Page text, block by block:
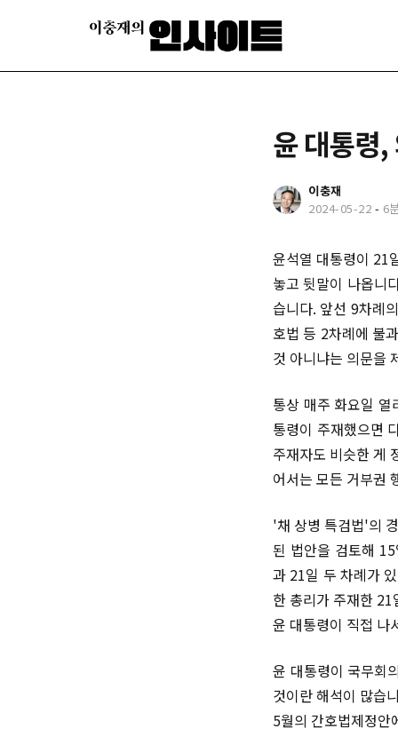
윤 대통령
이충재
2024-05-22 - 6
윤석열 대통령이 21
놓고 뒷말이 나옵니
습니다. 앞선 9차례
호법 등 2차례에 불
것 아니냐는 의문을
통상 매주 화요일
통령이 주재했으면
주재자도 비슷한 게
어서는 모든 거부권
'채 상병 특검법'의
된 법안을 검토해
과 21일 두 차례가
한 총리가 주재한
윤 대통령이 직접 나
윤 대통령이 국무회
것이란 해석이 많습
5월의 간호법제정